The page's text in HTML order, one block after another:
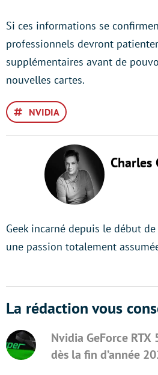
Si ces informations se
professionnels devront
supplémentaires avant de
nouvelles cartes.
NVIDIA
Charles
Geek incarné depuis le début
une passion totalement
La rédaction vous
Nvidia GeForce
dès la fin d’année